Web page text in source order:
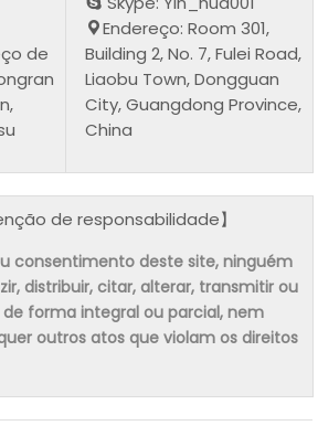
de
Endereço: Room 301,
Building 2, No. 7, Fulei Road,
Liaobu Town, Dongguan
City, Guangdong Province,
China
de responsabilidade】
consentimento deste site, ninguém
distribuir, citar, alterar, transmitir ou
forma integral ou parcial, nem
outros atos que violam os direitos